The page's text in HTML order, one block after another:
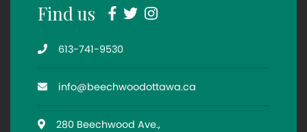
Find us Facebook
TwitterInstagram
Telephone
613-741-9530
Email
info@beechwoodottawa.ca
Location
280 Beechwood Ave.,